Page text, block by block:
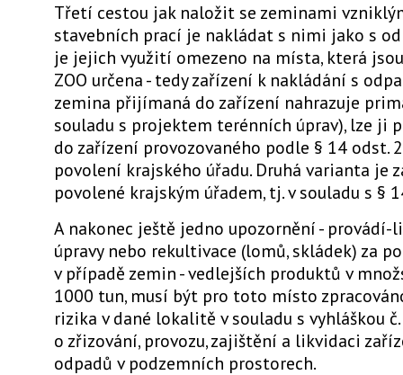
Třetí cestou jak naložit se zeminami
stavebních prací je nakládat s nimi jako s
je jejich využití omezeno na místa, která
ZOO určena - tedy zařízení k nakládání s
zemina přijímaná do zařízení nahrazuje
souladu s projektem terénních úprav), lze ji
do zařízení provozovaného podle § 14 odst. 2
povolení krajského úřadu. Druhá varianta je
povolené krajským úřadem, tj. v souladu s §
A nakonec ještě jedno upozornění - provádí-
úpravy nebo rekultivace (lomů, skládek) za
v případě zemin - vedlejších produktů v
1000 tun, musí být pro toto místo
rizika v dané lokalitě v souladu s vyhláškou
o zřizování, provozu, zajištění a likvidaci
odpadů v podzemních prostorech.